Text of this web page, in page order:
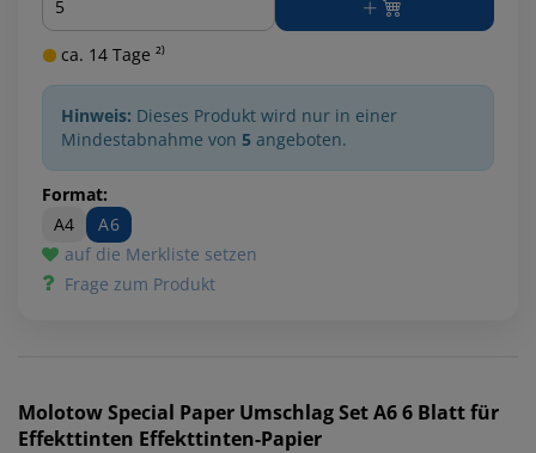
ca. 14 Tage ²⁾
Hinweis: Dieses Produkt wird nur in einer
Mindestabnahme von 5 angeboten.
Format:
A4
A6
auf die Merkliste setzen
Frage zum Produkt
MolotowSpecial Paper Umschlag Set A6 6 Blatt für
Effekttinten Effekttinten-Papier